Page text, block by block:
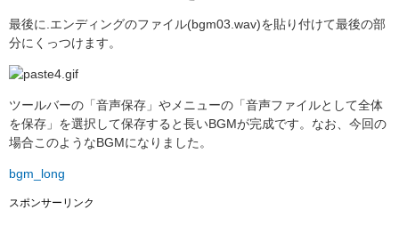
最後に.エンディングのファイル(bgm03.wav)を貼り付けて最後の部
分にくっつけます。
ツールバーの「音声保存」やメニューの「音声ファイルとして全体
を保存」を選択して保存すると長いBGMが完成です。なお、今回の
場合このようなBGMになりました。
bgm_long
スポンサーリンク